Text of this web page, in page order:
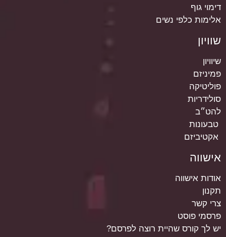
דימוי גוף
אלימות כלפי נשים
שוויון
שיוויון
פמיניזם
פוליטיקה
סולידריות
להט״ב
טבעונות
אקטיביזם
אישווה
אודות אישווה
תקנון
צרי קשר
פרסמי פוסט
יש לך קורס שהיית רוצה לפרסם?